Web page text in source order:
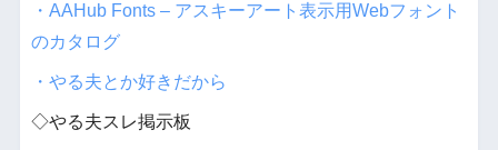
・AAHub Fonts – アスキーアート表示用Webフォント
のカタログ
・やる夫とか好きだから
◇やる夫スレ掲示板